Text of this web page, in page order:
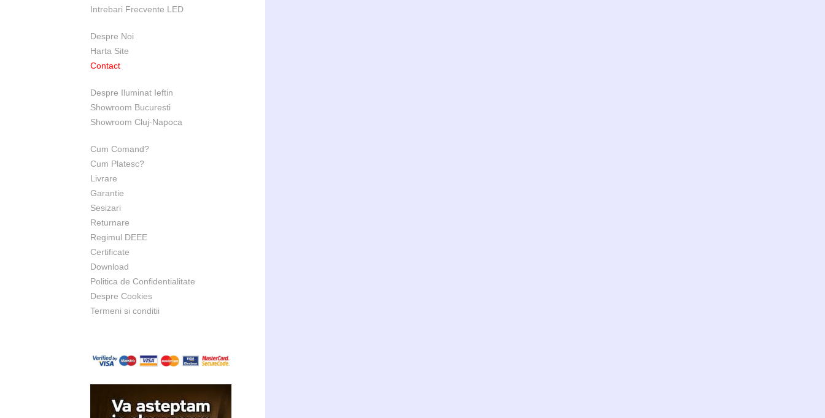
Intrebari Frecvente LED
Despre Noi
Harta Site
Contact
Despre Iluminat Ieftin
Showroom Bucuresti
Showroom Cluj-Napoca
Cum Comand?
Cum Platesc?
Livrare
Garantie
Sesizari
Returnare
Regimul DEEE
Certificate
Download
Politica de Confidentialitate
Despre Cookies
Termeni si conditii